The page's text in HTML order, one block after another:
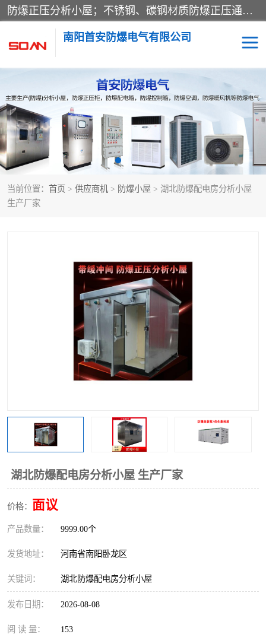
防爆正压分析小屋；不锈钢、碳钢材质防爆正压通风柜，分上下、左右、外挂三种款式；立式、挂式防爆配电柜体；不锈钢、碳钢防爆变频、磁力、星三角启动器；不锈钢、碳钢、铸铝防爆控制箱柜；可操作按键、多块式防爆仪表箱；多材质防爆接线箱；台式防爆电脑、防爆监视器。产品适配石油、化工、煤炭、电力、纺织、酿酒、航天、铁路、冶金、船舶、消防、市政等多行业工况使用。
南阳首安防爆电气有限公司
当前位置： 首页 > 供应商机 > 防爆小屋 > 湖北防爆配电房分析小屋
生产厂家
湖北防爆配电房分析小屋 生产厂家
价格： 面议
产品数量： 9999.00个
发货地址： 河南省南阳卧龙区
关键词： 湖北防爆配电房分析小屋
发布日期： 2026-08-08
阅 读 量： 153
防爆小屋 防爆正压柜
防爆空调 防爆配电箱
防爆控制箱 防爆接线箱
防爆操作柱 防爆监视显示器